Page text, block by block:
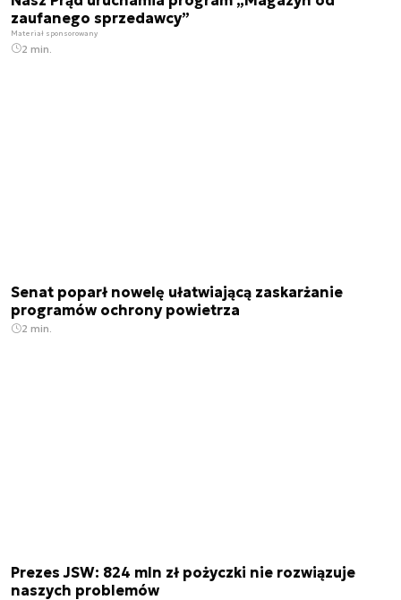
zaufanego sprzedawcy”
Materiał sponsorowany
2 min.
Senat poparł nowelę ułatwiającą zaskarżanie
programów ochrony powietrza
2 min.
Prezes JSW: 824 mln zł pożyczki nie rozwiązuje
naszych problemów